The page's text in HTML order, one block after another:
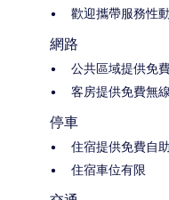
歡迎攜帶服務性
網路
公共區域提供免
客房提供免費無
停車
住宿提供免費自
住宿車位有限